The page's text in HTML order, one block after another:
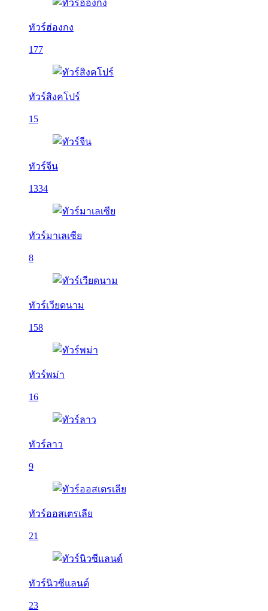
ทัวร์ฮ่องกง
177
ทัวร์สิงคโปร์
15
ทัวร์จีน
1334
ทัวร์มาเลเซีย
8
ทัวร์เวียดนาม
158
ทัวร์พม่า
16
ทัวร์ลาว
9
ทัวร์ออสเตรเลีย
21
ทัวร์นิวซีแลนด์
23